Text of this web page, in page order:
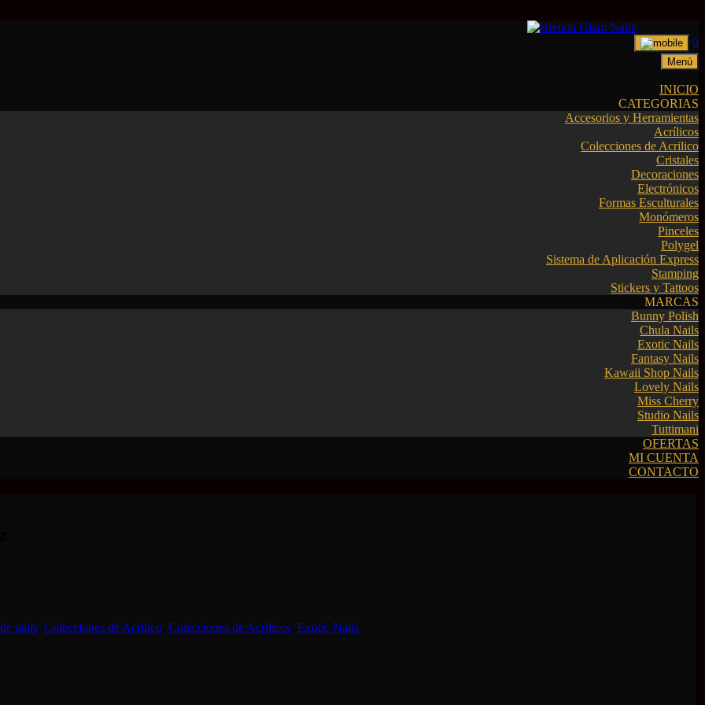
0
Menú
INICIO
CATEGORIAS
Accesorios y Herramientas
Acrílicos
Colecciones de Acrilico
Cristales
Decoraciones
Electrónicos
Formas Esculturales
Monómeros
Pinceles
Polygel
Sistema de Aplicación Express
Stamping
Stickers y Tattoos
MARCAS
Bunny Polish
Chula Nails
Exotic Nails
Fantasy Nails
Kawaii Shop Nails
Lovely Nails
Miss Cherry
Studio Nails
Tuttimani
OFERTAS
MI CUENTA
CONTACTO
nails Colecciones de Acrilico Colecciones de Acrílicos Exotic Nails